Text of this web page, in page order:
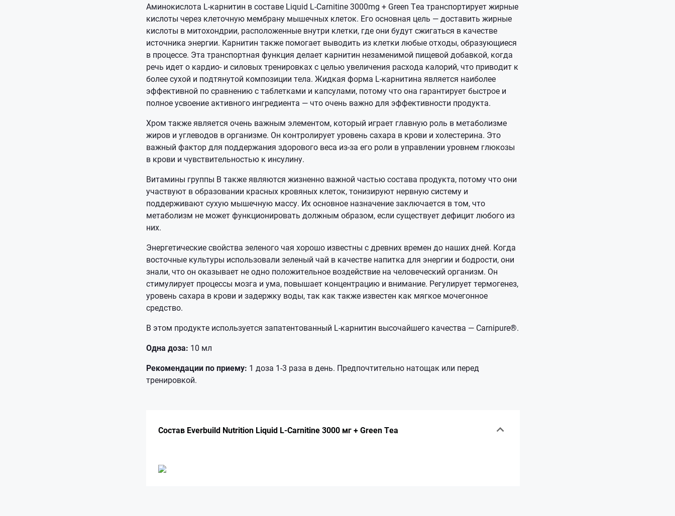
Аминокислота L-карнитин в составе Liquid L-Carnitine 3000mg + Green Tea транспортирует жирные
кислоты через клеточную мембрану мышечных клеток. Его основная цель — доставить жирные
кислоты в митохондрии, расположенные внутри клетки, где они будут сжигаться в качестве
источника энергии. Карнитин также помогает выводить из клетки любые отходы, образующиеся
в процессе. Эта транспортная функция делает карнитин незаменимой пищевой добавкой, когда
речь идет о кардио- и силовых тренировках с целью увеличения расхода калорий, что приводит к
более сухой и подтянутой композиции тела. Жидкая форма L-карнитина является наиболее
эффективной по сравнению с таблетками и капсулами, потому что она гарантирует быстрое и
полное усвоение активного ингредиента — что очень важно для эффективности продукта.
Хром также является очень важным элементом, который играет главную роль в метаболизме
жиров и углеводов в организме. Он контролирует уровень сахара в крови и холестерина. Это
важный фактор для поддержания здорового веса из-за его роли в управлении уровнем глюкозы
в крови и чувствительностью к инсулину.
Витамины группы В также являются жизненно важной частью состава продукта, потому что они
участвуют в образовании красных кровяных клеток, тонизируют нервную систему и
поддерживают сухую мышечную массу. Их основное назначение заключается в том, что
метаболизм не может функционировать должным образом, если существует дефицит любого из
них.
Энергетические свойства зеленого чая хорошо известны с древних времен до наших дней. Когда
восточные культуры использовали зеленый чай в качестве напитка для энергии и бодрости, они
знали, что он оказывает не одно положительное воздействие на человеческий организм. Он
стимулирует процессы мозга и ума, повышает концентрацию и внимание. Регулирует термогенез,
уровень сахара в крови и задержку воды, так как также известен как мягкое мочегонное
средство.
В этом продукте используется запатентованный L-карнитин высочайшего качества — Carnipure®.
Одна доза: 10 мл
Рекомендации по приему: 1 доза 1-3 раза в день. Предпочтительно натощак или перед
тренировкой.
Состав Everbuild Nutrition Liquid L-Carnitine 3000 мг + Green Tea